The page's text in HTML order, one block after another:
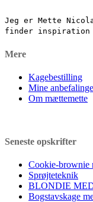
Jeg er Mette
finder inspiration
Mere
Kagebestilling
Mine
Om mættemette
Seneste opskrifter
Cookie-brownie
Sprøjteteknik
BLONDIE
Bogstavskage